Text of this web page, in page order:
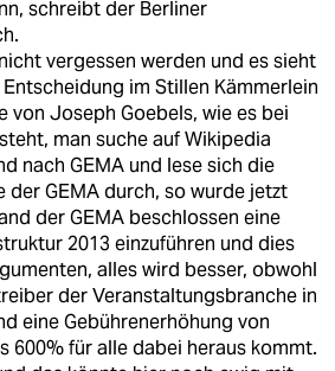
schreibt der Berliner
vergessen werden und es sieht
im Stillen Kämmerlein
von Joseph Goebels, wie es bei
man suche auf Wikipedia
nach GEMA und lese sich die
der GEMA durch, so wurde jetzt
der GEMA beschlossen eine
2013 einzuführen und dies
alles wird besser, obwohl
der Veranstaltungsbranche in
eine Gebührenerhöhung von
600% für alle dabei heraus kommt.